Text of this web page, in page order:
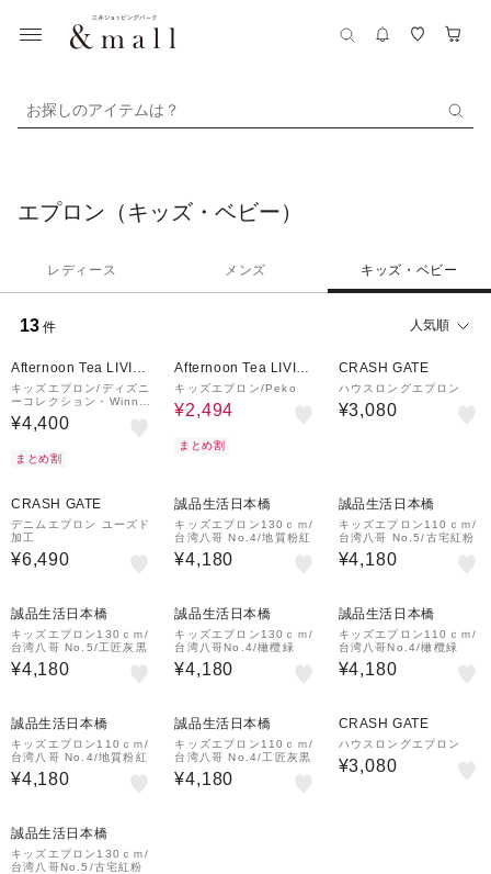
お探しのアイテムは？
エプロン（キッズ・ベビー）
レディース メンズ キッズ・ベビー
13 件 人気順
Afternoon Tea LIVIN
G
キッズエプロン/ディズニ
ーコレクション・Winnie
the Pooh
¥4,400
まとめ割
Afternoon Tea LIVIN
G
キッズエプロン/Peko
¥2,494
まとめ割
CRASH GATE
ハウスロングエプロン
¥3,080
CRASH GATE
デニムエプロン ユーズド
加工
¥6,490
誠品生活日本橋
キッズエプロン130ｃｍ/
台湾八哥 No.4/地質粉紅
¥4,180
誠品生活日本橋
キッズエプロン110ｃｍ/
台湾八哥 No.5/古宅紅粉
¥4,180
誠品生活日本橋
キッズエプロン130ｃｍ/
台湾八哥 No.5/工匠灰黒
¥4,180
誠品生活日本橋
キッズエプロン130ｃｍ/
台湾八哥No.4/橄欖緑
¥4,180
誠品生活日本橋
キッズエプロン110ｃｍ/
台湾八哥No.4/橄欖緑
¥4,180
誠品生活日本橋
キッズエプロン110ｃｍ/
台湾八哥 No.4/地質粉紅
¥4,180
誠品生活日本橋
キッズエプロン110ｃｍ/
台湾八哥 No.4/工匠灰黒
¥4,180
CRASH GATE
ハウスロングエプロン
¥3,080
誠品生活日本橋
キッズエプロン130ｃｍ/
台湾八哥No.5/古宅紅粉